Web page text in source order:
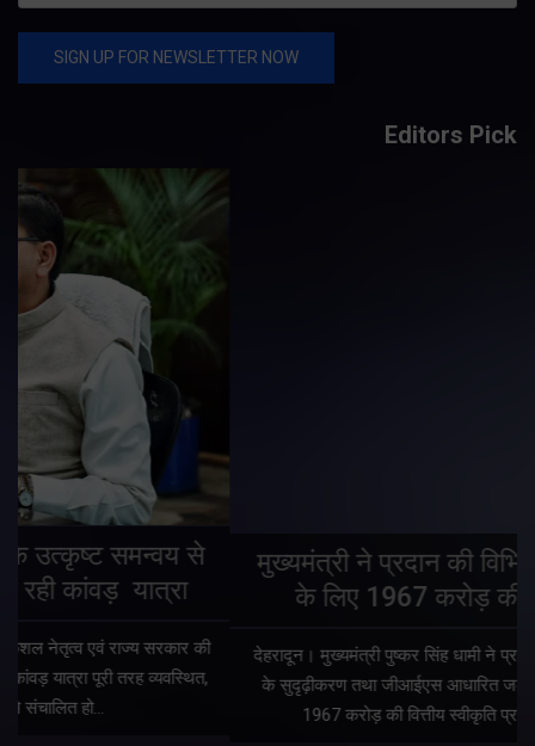
Editors Pick
मुख्यमंत्री ने प्रदान की विभिन्न विकास योजनाओं
के लिए 1967 करोड़ की वित्तीय स्वीकृति
देहरादून। मुख्यमंत्री पुष्कर सिंह धामी ने प्रदेश में शहरी आधारभूत सुविधाओं
के सुदृढ़ीकरण तथा जीआईएस आधारित जल-निकासी योजना के लिए कुल
1967 करोड़ की वित्तीय स्वीकृति प्रदान की है। मुख्यमंत्री…